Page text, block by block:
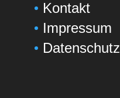
Kontakt
Impressum
Datenschutz